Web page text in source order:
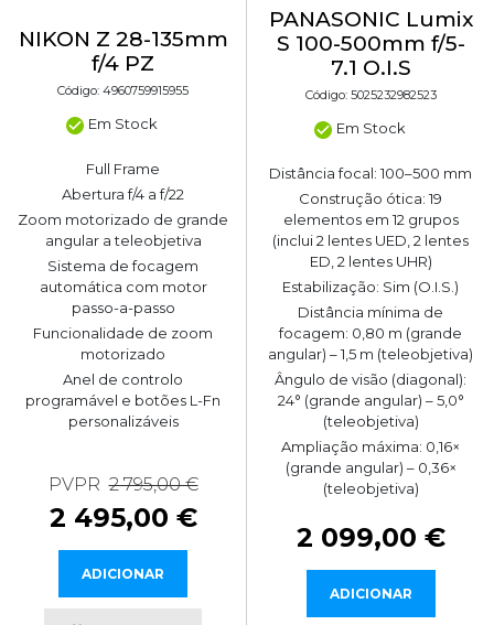
NIKON Z 28-135mm
f/4 PZ
Código: 4960759915955
Em Stock
Full Frame
Abertura f/4 a f/22
Zoom motorizado de grande
angular a teleobjetiva
Sistema de focagem
automática com motor
passo-a-passo
Funcionalidade de zoom
motorizado
Anel de controlo
programável e botões L-Fn
personalizáveis
PVPR 2 795,00 €
2 495,00 €
ADICIONAR
PANASONIC Lumix
S 100-500mm f/5-
7.1 O.I.S
Código: 5025232982523
Em Stock
Distância focal: 100–500 mm
Construção ótica: 19
elementos em 12 grupos
(inclui 2 lentes UED, 2 lentes
ED, 2 lentes UHR)
Estabilização: Sim (O.I.S.)
Distância mínima de
focagem: 0,80 m (grande
angular) – 1,5 m (teleobjetiva)
Ângulo de visão (diagonal):
24° (grande angular) – 5,0°
(teleobjetiva)
Ampliação máxima: 0,16×
(grande angular) – 0,36×
(teleobjetiva)
2 099,00 €
ADICIONAR